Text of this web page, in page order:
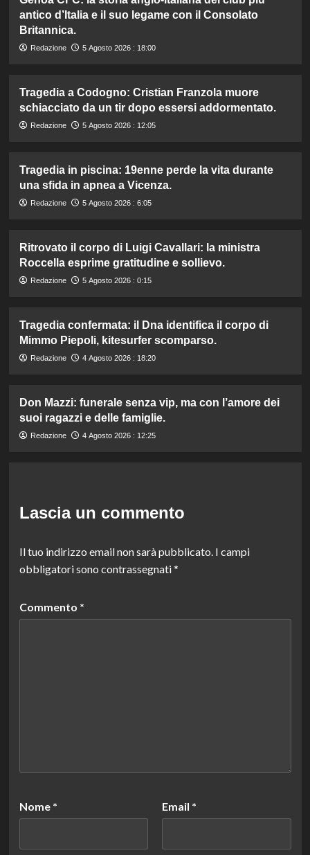
antico d’Italia e il suo legame con il Consolato
Britannica.
Redazione 5 Agosto 2026 : 18:00
Tragedia a Codogno: Cristian Franzola muore
schiacciato da un tir dopo essersi addormentato.
Redazione 5 Agosto 2026 : 12:05
Tragedia in piscina: 19enne perde la vita durante
una sfida in apnea a Vicenza.
Redazione 5 Agosto 2026 : 6:05
Ritrovato il corpo di Luigi Cavallari: la ministra
Roccella esprime gratitudine e sollievo.
Redazione 5 Agosto 2026 : 0:15
Tragedia confermata: il Dna identifica il corpo di
Mimmo Piepoli, kitesurfer scomparso.
Redazione 4 Agosto 2026 : 18:20
Don Mazzi: funerale senza vip, ma con l’amore dei
suoi ragazzi e delle famiglie.
Redazione 4 Agosto 2026 : 12:25
Lascia un commento
Il tuo indirizzo email non sarà pubblicato. I campi
obbligatori sono contrassegnati*
Commento *
Nome * Email *